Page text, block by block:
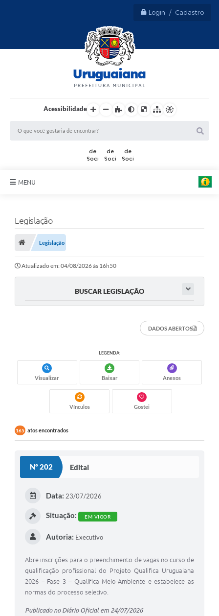
Login / Cadastro
Acessibilidade
MENU
Saneamento
Ouvidorias
Carta de Serviços
Requerimento geral
Sala do Empreendedor
Arquivo Histórico
Cidadão Online: IPTU - alvará
Nota Fiscal Eletrônica
ITBI Online
SIM - Serviço de Inspeção Municipal
Vigilância Ambiental em Saúde
Legislação
Legislação
Atualizado em: 04/08/2026 às 16h50
BUSCAR LEGISLAÇÃO
DADOS ABERTOS
LEGENDA:
Visualizar Baixar Anexos
Vínculos Gostei
165 atos encontrados
Nº 202 Edital
Data: 23/07/2026
Situação: EM VIGOR
Autoria: Executivo
Abre inscrições para o preenchimento de vagas no curso de
qualificação profissional do Projeto Qualifica Uruguaiana
2026 – Fase 3 – Qualifica Meio-Ambiente e estabelece as
normas do processo seletivo.
Publicado no Diário Oficial em 24/07/2026